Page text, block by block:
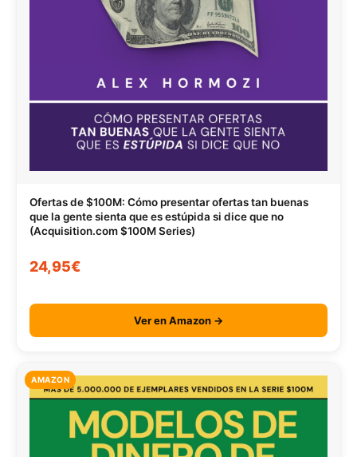
Ofertas de $100M: Cómo presentar ofertas tan buenas
que la gente sienta que es estúpida si dice que no
(Acquisition.com $100M Series)
24,95€
Ver en Amazon →
AMAZON